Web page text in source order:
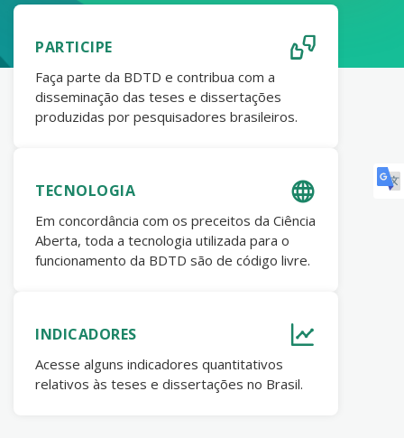
PARTICIPE
Faça parte da BDTD e contribua com a
disseminação das teses e dissertações
produzidas por pesquisadores brasileiros.
TECNOLOGIA
Em concordância com os preceitos da Ciência
Aberta, toda a tecnologia utilizada para o
funcionamento da BDTD são de código livre.
INDICADORES
Acesse alguns indicadores quantitativos
relativos às teses e dissertações no Brasil.